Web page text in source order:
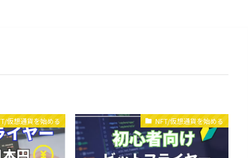
仮想通貨を始める NFT/仮想通貨を始める